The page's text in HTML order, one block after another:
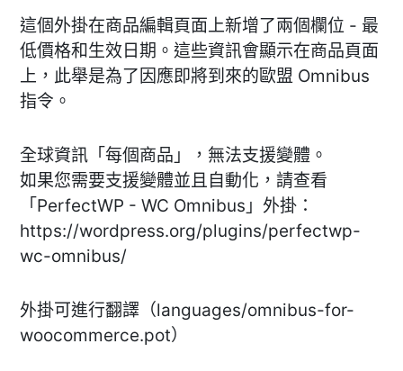
這個外掛在商品編輯頁面上新增了兩個欄位 - 最
低價格和生效日期。這些資訊會顯示在商品頁面
上，此舉是為了因應即將到來的歐盟 Omnibus
指令。
全球資訊「每個商品」，無法支援變體。
如果您需要支援變體並且自動化，請查看
「PerfectWP - WC Omnibus」外掛：
https://wordpress.org/plugins/perfectwp-
wc-omnibus/
外掛可進行翻譯（languages/omnibus-for-
woocommerce.pot）